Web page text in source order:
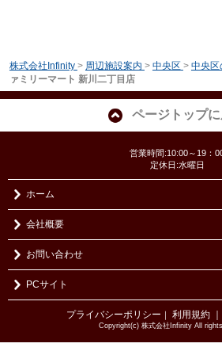
株式会社Infinity > 周辺施設案内 > 中央区 > 中央区
ァミリーマート 新川二丁目店
ページトップ
営業時間:10:00～19：
定休日:水曜日
ホーム
会社概要
お問い合わせ
PCサイト
プライバシーポリシー ｜ 利用規約
Copyright(c) 株式会社Infinity All